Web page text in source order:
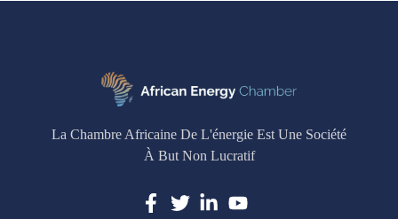
La Chambre Africaine De L'énergie Est Une Société
À But Non Lucratif